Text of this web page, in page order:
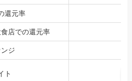
還元率
店での還元率
ジ
ト